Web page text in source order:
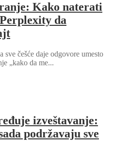
Kako naterati
da
sve češće daje odgovore umesto
„kako da me...
izveštavanje:
podržavaju sve